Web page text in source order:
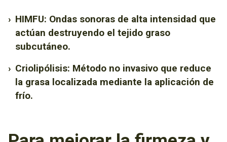
› HIMFU: Ondas sonoras de alta intensidad que
actúan destruyendo el tejido graso
subcutáneo.
› Criolipólisis: Método no invasivo que reduce
la grasa localizada mediante la aplicación de
frío.